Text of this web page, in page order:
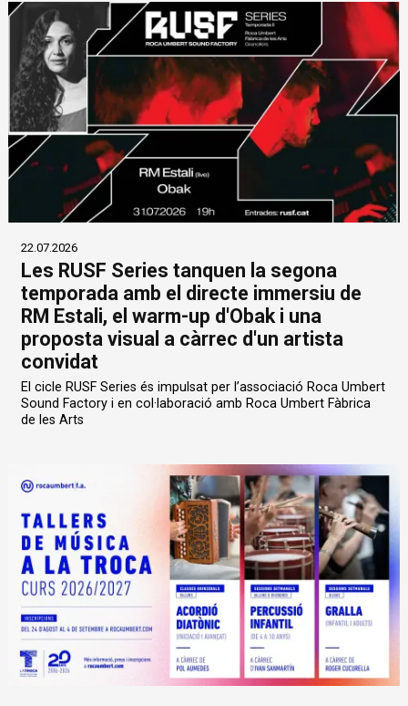
22.07.2026
Les RUSF Series tanquen la segona
temporada amb el directe immersiu de
RM Estali, el warm-up d'Obak i una
proposta visual a càrrec d'un artista
convidat
El cicle RUSF Series és impulsat per l’associació Roca Umbert
Sound Factory i en col·laboració amb Roca Umbert Fàbrica
de les Arts